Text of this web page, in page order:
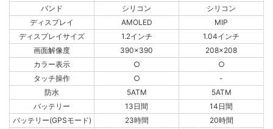
バンド
シリコン
シリコン
ディスプレイ
AMOLED
MIP
ディスプレイサイズ
1.2インチ
1.04インチ
画面解像度
390x390
208x208
カラー表示
○
○
タッチ操作
○
-
防水
5ATM
5ATM
バッテリー
13日間
14日間
バッテリー(GPSモード)
23時間
20時間